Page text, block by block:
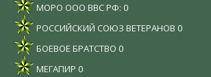
МОРО ООО ВВС РФ: 0
РОССИЙСКИЙ СОЮЗ ВЕТЕРАНОВ 0
БОЕВОЕ БРАТСТВО 0
МЕГАПИР 0